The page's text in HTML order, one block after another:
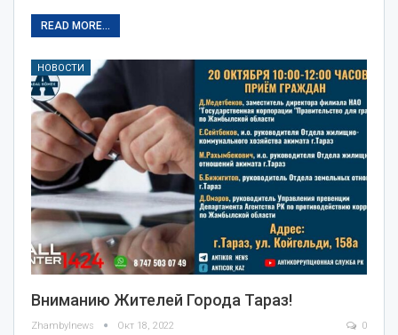
READ MORE...
НОВОСТИ
Вниманию Жителей Города Тараз!
Zhambylnews Окт 18, 2022 0